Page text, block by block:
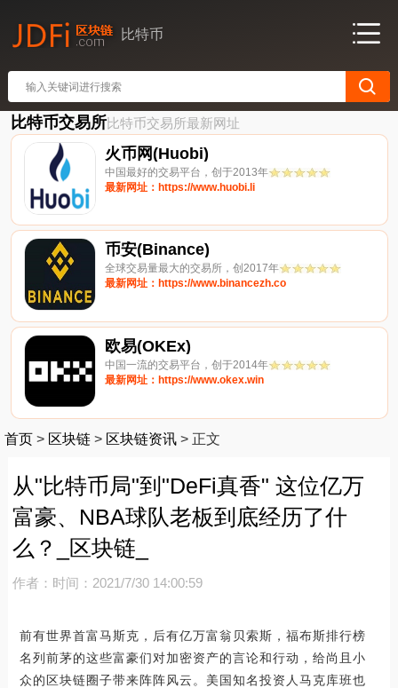
比特币
比特币交易所比特币交易所最新网址
火币网(Huobi)
中国最好的交易平台，创于2013年
最新网址：https://www.huobi.li
币安(Binance)
全球交易量最大的交易所，创2017年
最新网址：https://www.binancezh.co
欧易(OKEx)
中国一流的交易平台，创于2014年
最新网址：https://www.okex.win
首页 > 区块链 > 区块链资讯 > 正文
从"比特币局"到"DeFi真香" 这位亿万
富豪、NBA球队老板到底经历了什
么？_区块链_
作者： 时间：2021/7/30 14:00:59
前有世界首富马斯克，后有亿万富翁贝索斯，福布斯排行榜
名列前茅的这些富豪们对加密资产的言论和行动，给尚且小
众的区块链圈子带来阵阵风云。美国知名投资人马克库班也